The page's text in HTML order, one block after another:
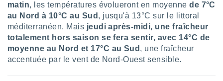
de
et
les
utiliser
matin, les températures évolueront en moyennede 7°C
au Nord à 10°C au Sud , jusqu'à 13°C sur le littoral
méditerranéen. Mais jeudi après-midi, une fraîcheur
totalement hors saison se fera sentir, avec 14°C de
moyenne au Nord et 17°C au Sud , une fraîcheur
accentuée par le vent de Nord-Ouest sensible.